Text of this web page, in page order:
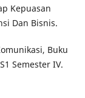
Kepuasan
Dan Bisnis.
Buku
Semester IV.